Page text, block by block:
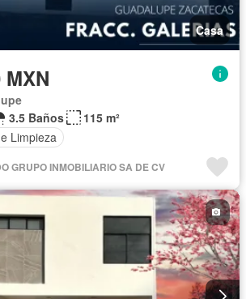
Casa
MXN
3.5 Baños
115 m²
Limpieza
GRUPO INMOBILIARIO SA DE CV